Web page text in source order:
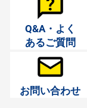
Q&A・よく
あるご質問
お問い合わせ